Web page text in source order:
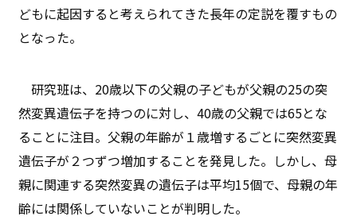
どもに起因すると考えられてきた長年の定説を覆すもの
となった。
研究班は、20歳以下の父親の子どもが父親の25の突
然変異遺伝子を持つのに対し、40歳の父親では65とな
ることに注目。父親の年齢が１歳増するごとに突然変異
遺伝子が２つずつ増加することを発見した。しかし、母
親に関連する突然変異の遺伝子は平均15個で、母親の年
齢には関係していないことが判明した。